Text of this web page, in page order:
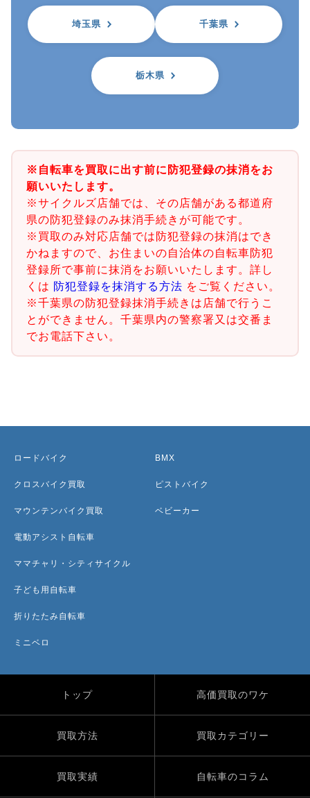
埼玉県 千葉県
栃木県
※自転車を買取に出す前に防犯登録の抹消をお
願いいたします。
※サイクルズ店舗では、その店舗がある都道府
県の防犯登録のみ抹消手続きが可能です。
※買取のみ対応店舗では防犯登録の抹消はでき
かねますので、お住まいの自治体の自転車防犯
登録所で事前に抹消をお願いいたします。詳し
くは 防犯登録を抹消する方法 をご覧ください。
※千葉県の防犯登録抹消手続きは店舗で行うこ
とができません。千葉県内の警察署又は交番ま
でお電話下さい。
ロードバイク
クロスバイク買取
マウンテンバイク買取
電動アシスト自転車
ママチャリ・シティサイクル
子ども用自転車
折りたたみ自転車
ミニベロ
BMX
ピストバイク
ベビーカー
トップ 高価買取のワケ
買取方法 買取カテゴリー
買取実績 自転車のコラム